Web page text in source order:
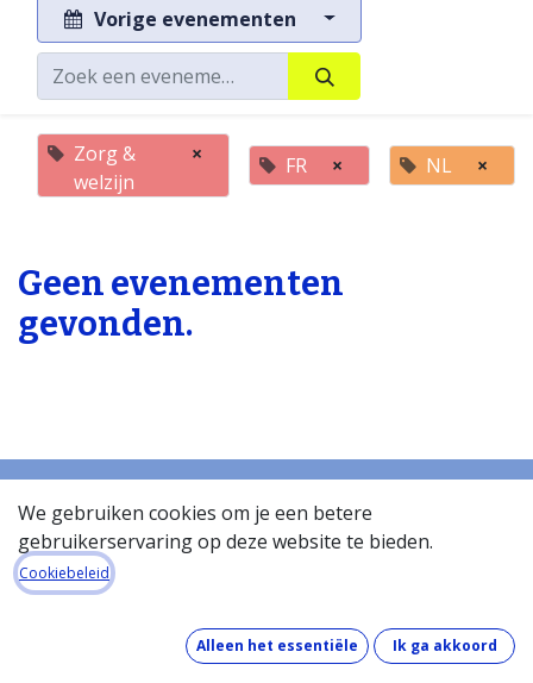
Vorige evenementen
Zorg &
welzijn
× FR × NL ×
Geen evenementen
gevonden.
Startpagina
Over de databank
Hoe werkt de databank?
Wat zit er in de databank?
We gebruiken cookies om je een betere
gebruikerservaring op deze website te bieden.
Cookiebeleid
Alleen het essentiële Ik ga akkoord